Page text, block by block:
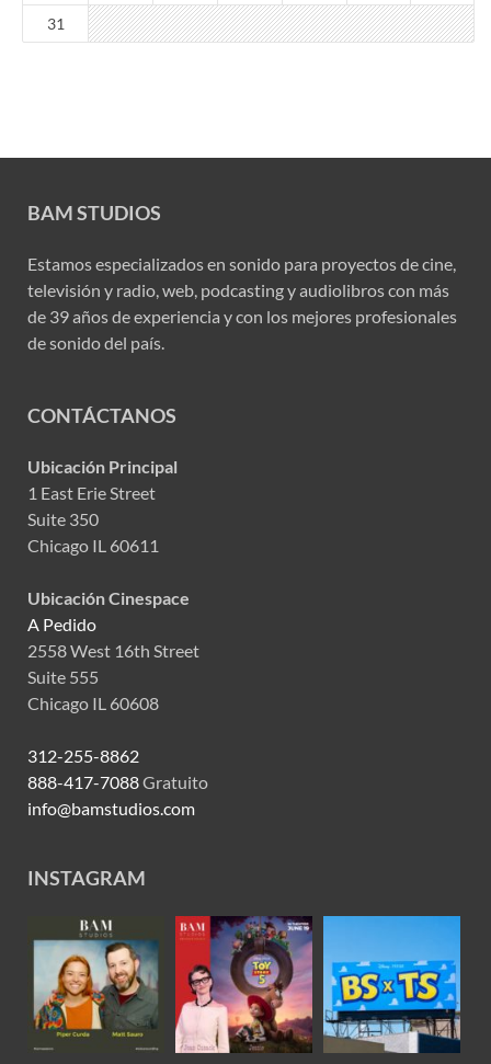
31
BAM STUDIOS
Estamos especializados en sonido para proyectos de cine,
televisión y radio, web, podcasting y audiolibros con más
de 39 años de experiencia y con los mejores profesionales
de sonido del país.
CONTÁCTANOS
Ubicación Principal
1 East Erie Street
Suite 350
Chicago IL 60611
Ubicación Cinespace
A Pedido
2558 West 16th Street
Suite 555
Chicago IL 60608
312-255-8862
888-417-7088Gratuito
info@bamstudios.com
INSTAGRAM